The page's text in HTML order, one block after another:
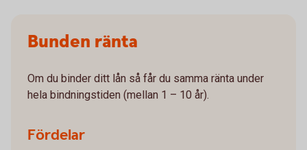
Bunden ränta
Om du binder ditt lån så får du samma ränta under
hela bindningstiden (mellan 1 – 10 år).
Fördelar